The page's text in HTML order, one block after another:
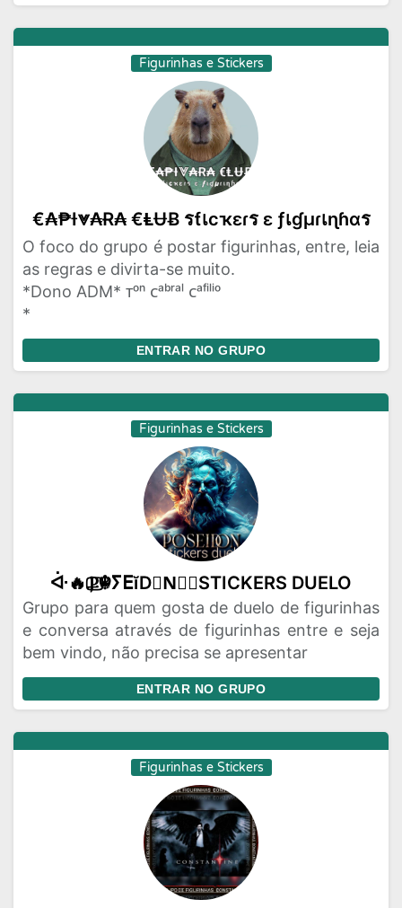
Figurinhas e Stickers
€₳₱Ɨ⩔₳Ɍ₳ €ⱠɄɃ รƭเcҡεɾร ε ƒเɠµɾเɳɦαร
O foco do grupo é postar figurinhas, entre, leia
as regras e divirta-se muito.
*Dono ADM* ᴛᵒⁿ ᴄᵃᵇʳᵃˡ ᴄᵃᶠⁱˡⁱᵒ
*
ENTRAR NO GRUPO
Figurinhas e Stickers
ᐚ🔥Ⳁ⃢☬ⵢⴹĭD☬N⃢⃤STICKERS DUELO
Grupo para quem gosta de duelo de figurinhas
e conversa através de figurinhas entre e seja
bem vindo, não precisa se apresentar
ENTRAR NO GRUPO
Figurinhas e Stickers